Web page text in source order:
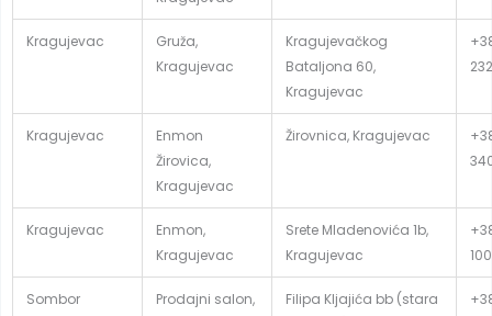
Kragujevac
Gruža,
Kragujevac
Kragujevačkog
Bataljona 60,
Kragujevac
232
Kragujevac
Enmon
Žirovica,
Kragujevac
Žirovnica, Kragujevac
Kragujevac
Enmon,
Kragujevac
Srete Mladenovića 1b,
Kragujevac
Sombor
Prodajni salon,
Filipa Kljajića bb (stara